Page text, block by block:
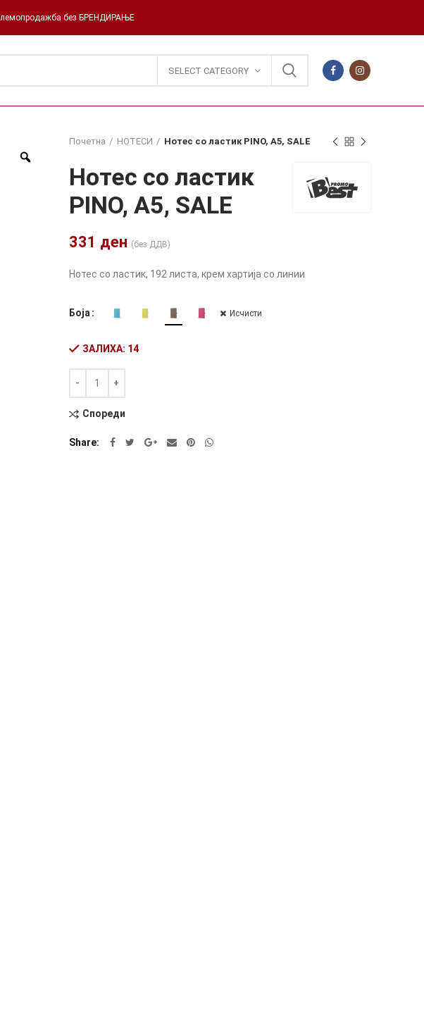
без БРЕНДИРАЊЕ
SELECT CATEGORY
Почетна НОТЕСИ Нотес со ластик PINO, А5, SALE
Нотес со ластик
PINO, А5, SALE
331 ден (без ДДВ)
Нотес со ластик, 192 листа, крем хартија со линии
Боја Исчисти
ЗАЛИХА: 14
Alternative:
Спореди
Share